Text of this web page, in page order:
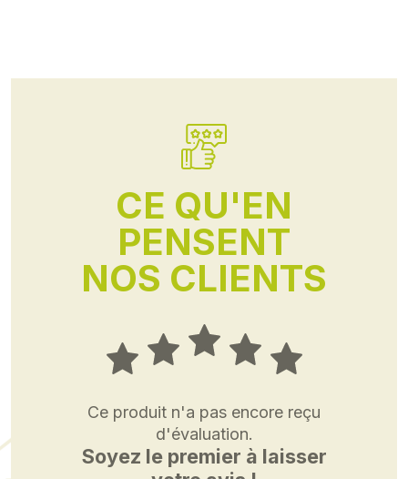
CE QU'EN
PENSENT
NOS CLIENTS
Ce produit n'a pas encore reçu
d'évaluation.
Soyez le premier à laisser